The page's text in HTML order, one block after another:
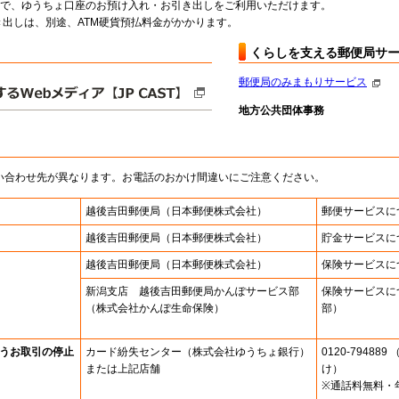
、ゆうちょ口座のお預け入れ・お引き出しをご利用いただけます。
しは、別途、ATM硬貨預払料金がかかります。
くらしを支える郵便局サ
郵便局のみまもりサービス
地方公共団体事務
わせ先が異なります。お電話のおかけ間違いにご注意ください。
越後吉田郵便局 （日本郵便株式会社） 郵便サービスに
越後吉田郵便局 （日本郵便株式会社） 貯金サービスに
越後吉田郵便局 （日本郵便株式会社） 保険サービスに
新潟支店 越後吉田郵便局かんぽサービス部
（株式会社かんぽ生命保険）
保険サービス
部）
お取引の停止 カード紛失センター （株式会社ゆうちょ銀行）
または上記店舗
0120-794889
け）
※通話料無料・